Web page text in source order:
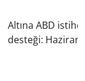
Altına ABD
desteği: